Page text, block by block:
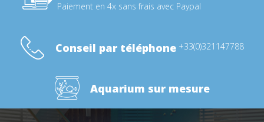
Paiement en 4x sans frais avec Paypal
Conseil par téléphone +33(0)321147788
Aquarium sur mesure